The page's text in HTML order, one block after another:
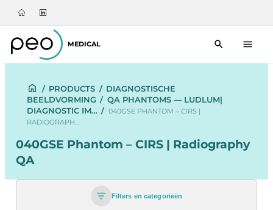
MEDICAL
/ PRODUCTS / DIAGNOSTISCHE
BEELDVORMING / QA PHANTOMS — LUDLUM|
DIAGNOSTIC IM… / 040GSE PHANTOM – CIRS |
RADIOGRAPH…
040GSE Phantom – CIRS | Radiography
QA
Filters en categorieën